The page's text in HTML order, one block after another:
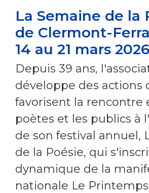
La Semaine de la
de Clermont-
14 au 21 mars 2026
Depuis 39 ans,
développe des actions
favorisent la rencontre
poètes et les publics à
de son festival annuel,
de la Poésie, qui
dynamique de la
nationale Le